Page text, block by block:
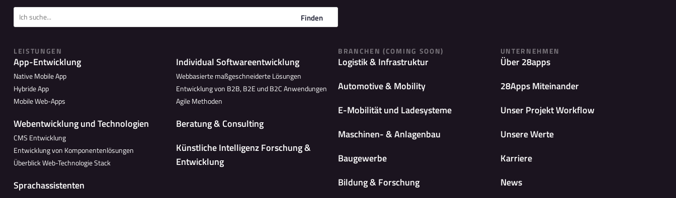
Finden
LEISTUNGEN
App-Entwicklung
Native Mobile App
Hybride App
Mobile Web-Apps
Webentwicklung und Technologien
CMS Entwicklung
Entwicklung von Komponentenlösungen
Überblick Web-Technologie Stack
Sprachassistenten
Individual Softwareentwicklung
Webbasierte maßgeschneiderte Lösungen
Entwicklung von B2B, B2E und B2C Anwendungen
Agile Methoden
Beratung & Consulting
Künstliche Intelligenz Forschung &
Entwicklung
BRANCHEN (COMING SOON)
Logistik & Infrastruktur
Automotive & Mobility
E-Mobilität und Ladesysteme
Maschinen- & Anlagenbau
Baugewerbe
Bildung & Forschung
UNTERNEHMEN
Über 28apps
28Apps Miteinander
Unser Projekt Workflow
Unsere Werte
Karriere
News